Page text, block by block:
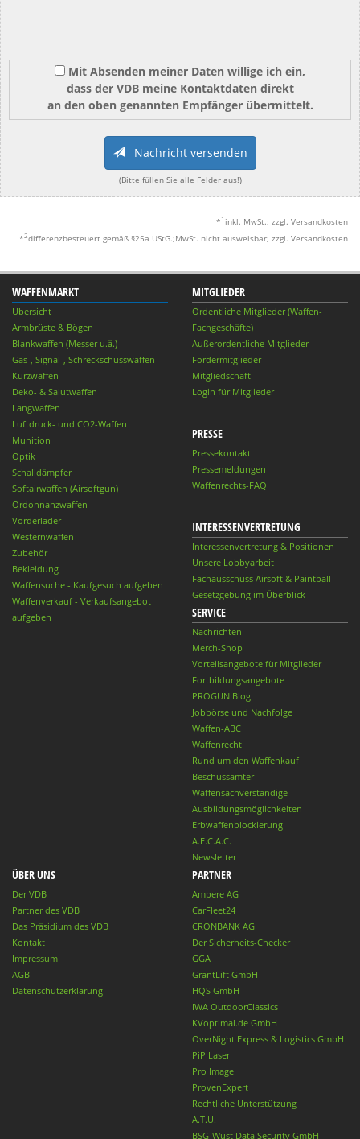
Mit Absenden meiner Daten willige ich ein,
dass der VDB meine Kontaktdaten direkt
an den oben genannten Empfänger übermittelt.
Nachricht versenden
(Bitte füllen Sie alle Felder aus!)
* 1 inkl. MwSt.; zzgl. Versandkosten
*2differenzbesteuert gemäß §25a UStG.;MwSt. nicht ausweisbar; zzgl. Versandkosten
WAFFENMARKT
Übersicht
Armbrüste & Bögen
Blankwaffen (Messer u.ä.)
Gas-, Signal-, Schreckschusswaffen
Kurzwaffen
Deko- & Salutwaffen
Langwaffen
Luftdruck- und CO2-Waffen
Munition
Optik
Schalldämpfer
Softairwaffen (Airsoftgun)
Ordonnanzwaffen
Vorderlader
Westernwaffen
Zubehör
Bekleidung
Waffensuche - Kaufgesuch aufgeben
Waffenverkauf - Verkaufsangebot
aufgeben
MITGLIEDER
Ordentliche Mitglieder (Waffen-
Fachgeschäfte)
Außerordentliche Mitglieder
Fördermitglieder
Mitgliedschaft
Login für Mitglieder
PRESSE
Pressekontakt
Pressemeldungen
Waffenrechts-FAQ
INTERESSENVERTRETUNG
Interessenvertretung & Positionen
Unsere Lobbyarbeit
Fachausschuss Airsoft & Paintball
Gesetzgebung im Überblick
SERVICE
Nachrichten
Merch-Shop
Vorteilsangebote für Mitglieder
Fortbildungsangebote
PROGUN Blog
Jobbörse und Nachfolge
Waffen-ABC
Waffenrecht
Rund um den Waffenkauf
Beschussämter
Waffensachverständige
Ausbildungsmöglichkeiten
Erbwaffenblockierung
A.E.C.A.C.
Newsletter
ÜBER UNS
Der VDB
Partner des VDB
Das Präsidium des VDB
Kontakt
Impressum
AGB
Datenschutzerklärung
PARTNER
Ampere AG
CarFleet24
CRONBANK AG
Der Sicherheits-Checker
GGA
GrantLift GmbH
HQS GmbH
IWA OutdoorClassics
KVoptimal.de GmbH
OverNight Express & Logistics GmbH
PiP Laser
Pro Image
ProvenExpert
Rechtliche Unterstützung
A.T.U.
BSG-Wüst Data Security GmbH